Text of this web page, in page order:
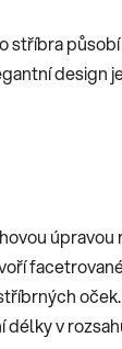
stříbra
design
oček.
v